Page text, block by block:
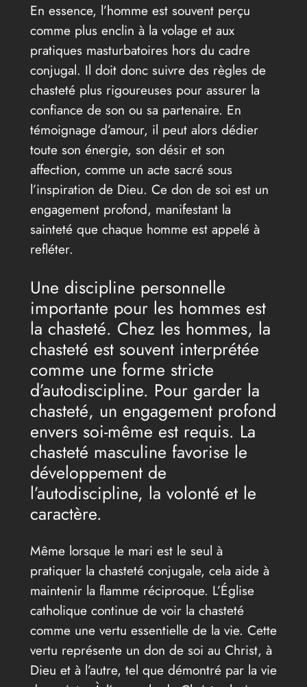
En essence, l’homme est souvent perçu
comme plus enclin à la volage et aux
pratiques masturbatoires hors du cadre
conjugal. Il doit donc suivre des règles de
chasteté plus rigoureuses pour assurer la
confiance de son ou sa partenaire. En
témoignage d’amour, il peut alors dédier
toute son énergie, son désir et son
affection, comme un acte sacré sous
l’inspiration de Dieu. Ce don de soi est un
engagement profond, manifestant la
sainteté que chaque homme est appelé à
refléter.
Une discipline personnelle
importante pour les hommes est
la chasteté. Chez les hommes, la
chasteté est souvent interprétée
comme une forme stricte
d’autodiscipline. Pour garder la
chasteté, un engagement profond
envers soi-même est requis. La
chasteté masculine favorise le
développement de
l’autodiscipline, la volonté et le
caractère.
Même lorsque le mari est le seul à
pratiquer la chasteté conjugale, cela aide à
maintenir la flamme réciproque. L’Église
catholique continue de voir la chasteté
comme une vertu essentielle de la vie. Cette
vertu représente un don de soi au Christ, à
Dieu et à l’autre, tel que démontré par la vie